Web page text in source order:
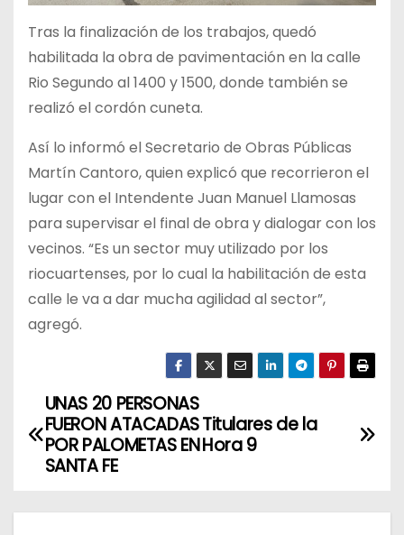
Tras la finalización de los trabajos, quedó
habilitada la obra de pavimentación en la calle
Rio Segundo al 1400 y 1500, donde también se
realizó el cordón cuneta.
Así lo informó el Secretario de Obras Públicas
Martín Cantoro, quien explicó que recorrieron el
lugar con el Intendente Juan Manuel Llamosas
para supervisar el final de obra y dialogar con los
vecinos. “Es un sector muy utilizado por los
riocuartenses, por lo cual la habilitación de esta
calle le va a dar mucha agilidad al sector”,
agregó.
N
a
Titulares de la
Hora 9
UNAS 20 PERSONAS
FUERON ATACADAS
POR PALOMETAS EN
SANTA FE